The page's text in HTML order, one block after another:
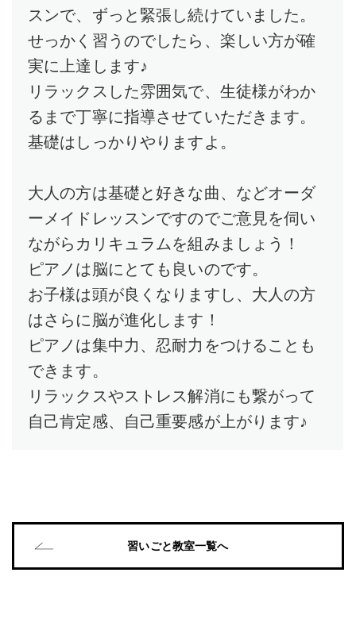
スンで、ずっと緊張し続けていました。
せっかく習うのでしたら、楽しい方が確
実に上達します♪
リラックスした雰囲気で、生徒様がわか
るまで丁寧に指導させていただきます。
基礎はしっかりやりますよ。
大人の方は基礎と好きな曲、などオーダ
ーメイドレッスンですのでご意見を伺い
ながらカリキュラムを組みましょう！
ピアノは脳にとても良いのです。
お子様は頭が良くなりますし、大人の方
はさらに脳が進化します！
ピアノは集中力、忍耐力をつけることも
できます。
リラックスやストレス解消にも繋がって
自己肯定感、自己重要感が上がります♪
習いごと教室一覧へ